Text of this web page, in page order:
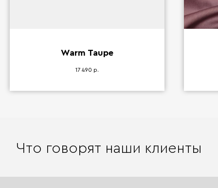
Warm Taupe
17 490 р.
Что говорят наши клиенты